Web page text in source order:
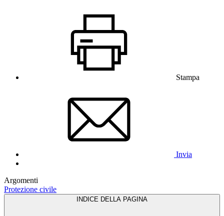
Stampa
Invia
Argomenti
Protezione civile
INDICE DELLA PAGINA